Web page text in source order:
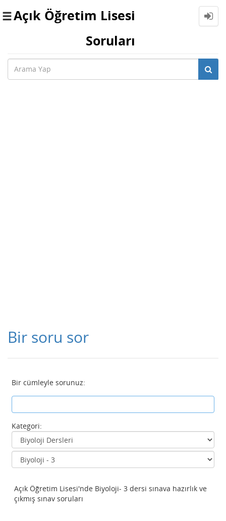
Toggle
Açık Öğretim Lisesi
Soruları
Bir soru sor
Bir cümleyle sorunuz:
Kategori:
Açık Öğretim Lisesi'nde Biyoloji- 3 dersi sınava hazırlık ve
çıkmış sınav soruları